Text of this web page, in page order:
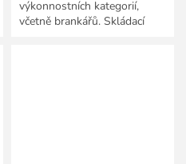
výkonnostních kategorií,
včetně brankářů. Skládací